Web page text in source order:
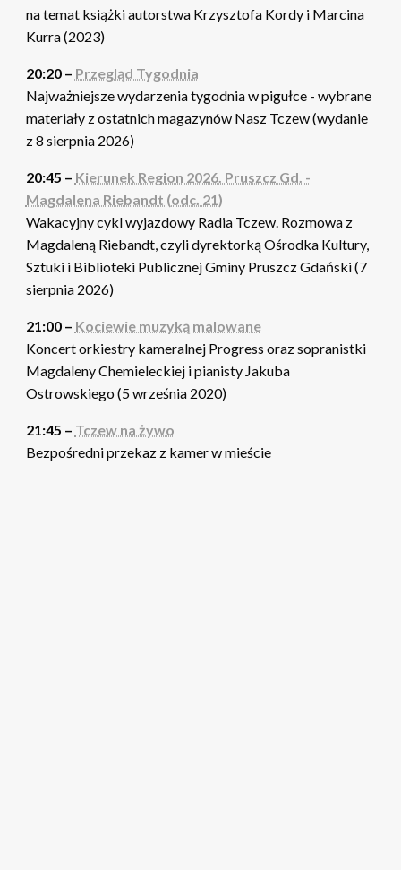
na temat książki autorstwa Krzysztofa Kordy i Marcina
Kurra (2023)
20:20 – Przegląd Tygodnia
Najważniejsze wydarzenia tygodnia w pigułce - wybrane
materiały z ostatnich magazynów Nasz Tczew (wydanie
z 8 sierpnia 2026)
20:45 – Kierunek Region 2026. Pruszcz Gd. -
Magdalena Riebandt (odc. 21)
Wakacyjny cykl wyjazdowy Radia Tczew. Rozmowa z
Magdaleną Riebandt, czyli dyrektorką Ośrodka Kultury,
Sztuki i Biblioteki Publicznej Gminy Pruszcz Gdański (7
sierpnia 2026)
21:00 – Kociewie muzyką malowane
Koncert orkiestry kameralnej Progress oraz sopranistki
Magdaleny Chemieleckiej i pianisty Jakuba
Ostrowskiego (5 września 2020)
21:45 – Tczew na żywo
Bezpośredni przekaz z kamer w mieście